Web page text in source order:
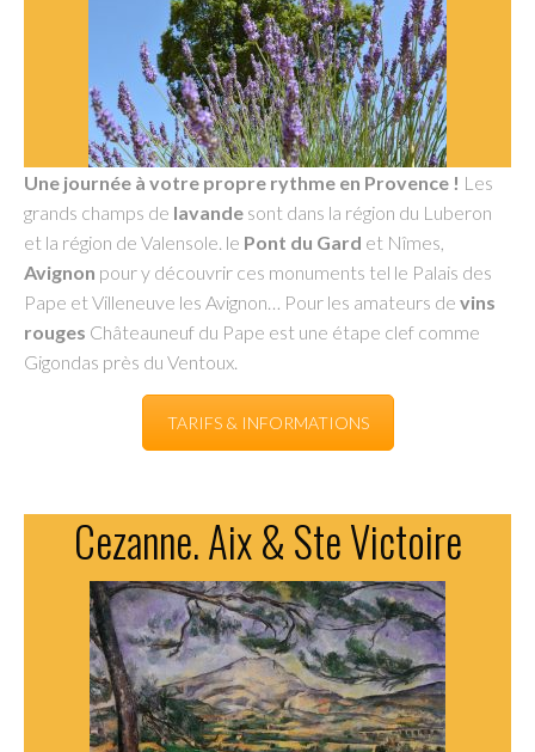
Une journée à votre propre rythme en Provence ! Les
grands champs de lavande sont dans la région du Luberon
et la région de Valensole. le Pont du Gard et Nîmes,
Avignon pour y découvrir ces monuments tel le Palais des
Pape et Villeneuve les Avignon… Pour les amateurs de vins
rouges Châteauneuf du Pape est une étape clef comme
Gigondas près du Ventoux.
TARIFS & INFORMATIONS
Cezanne. Aix & Ste Victoire